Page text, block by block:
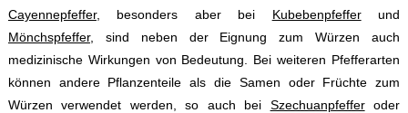
Cayennepfeffer, besonders aber bei Kubebenpfefferund
Mönchspfeffer, sind neben der Eignung zum Würzen auch
medizinische Wirkungen von Bedeutung. Bei weiteren Pfefferarten
können andere Pflanzenteile als die Samen oder Früchte zum
Würzen verwendet werden, so auch bei Szechuanpfefferoder